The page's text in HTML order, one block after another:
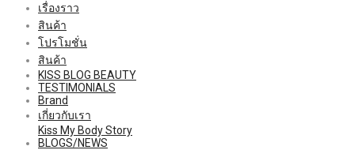
เรื่องราว
สินค้า
โปรโมชั่น
สินค้า
KISS BLOG BEAUTY
TESTIMONIALS
Brand
เกี่ยวกับเรา
Kiss My Body Story
BLOGS/NEWS